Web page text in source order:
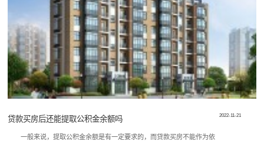
2022-11-21
贷款买房后还能提取公积金余额吗
一般来说，提取公积金余额是有一定要求的，而贷款买房不能作为依